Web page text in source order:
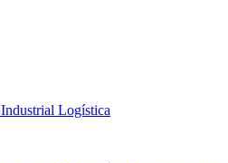
Industrial Logística